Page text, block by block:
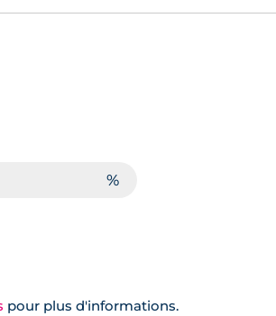
pour plus d'informations.